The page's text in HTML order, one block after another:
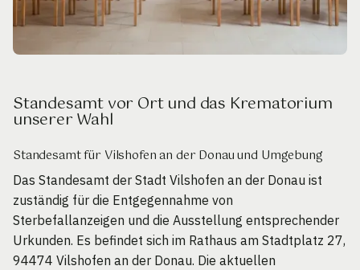
Standesamt vor Ort und das Krematorium
unserer Wahl
Standesamt für Vilshofen an der Donau und Umgebung
Das Standesamt der Stadt Vilshofen an der Donau ist
zuständig für die Entgegennahme von
Sterbefallanzeigen und die Ausstellung entsprechender
Urkunden. Es befindet sich im Rathaus am Stadtplatz 27,
94474 Vilshofen an der Donau. Die aktuellen